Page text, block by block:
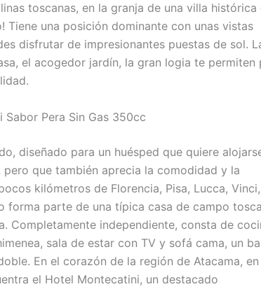
toscanas, en la granja de una villa histórica
Tiene una posición dominante con unas vistas
disfrutar de impresionantes puestas de sol.
el acogedor jardín, la gran logia te permiten
Pera Sin Gas 350cc
diseñado para un huésped que quiere
pero que también aprecia la comodidad y la
kilómetros de Florencia, Pisa, Lucca,
forma parte de una típica casa de campo
Completamente independiente, consta de
sala de estar con TV y sofá cama, un
En el corazón de la región de Atacama, en
el Hotel Montecatini, un destacado